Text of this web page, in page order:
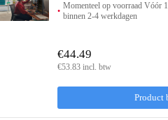
Momenteel op voorraad Vóór
binnen 2-4 werkdagen
Product
€44.49
€53.83 incl. btw